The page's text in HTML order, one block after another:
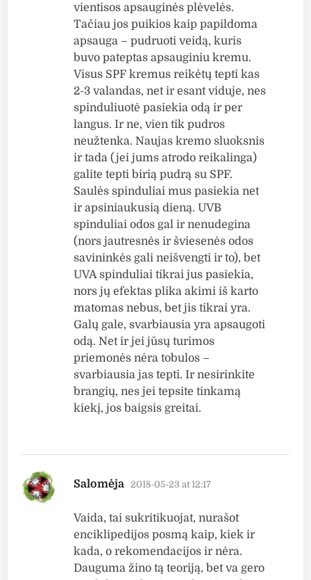
vientisos apsauginės plėvelės.
Tačiau jos puikios kaip papildoma
apsauga – pudruoti veidą, kuris
buvo pateptas apsauginiu kremu.
Visus SPF kremus reikėtų tepti kas
2-3 valandas, net ir esant viduje, nes
spinduliuotė pasiekia odą ir per
langus. Ir ne, vien tik pudros
neužtenka. Naujas kremo sluoksnis
ir tada (jei jums atrodo reikalinga)
galite tepti birią pudrą su SPF.
Saulės spinduliai mus pasiekia net
ir apsiniaukusią dieną. UVB
spinduliai odos gal ir nenudegina
(nors jautresnės ir šviesenės odos
savininkės gali neišvengti ir to), bet
UVA spinduliai tikrai jus pasiekia,
nors jų efektas plika akimi iš karto
matomas nebus, bet jis tikrai yra.
Galų gale, svarbiausia yra apsaugoti
odą. Net ir jei jūsų turimos
priemonės nėra tobulos –
svarbiausia jas tepti. Ir nesirinkite
brangių, nes jei tepsite tinkamą
kiekį, jos baigsis greitai.
Salomėja says:
2018-05-23 at 12:17
Vaida, tai sukritikuojat, nurašot
enciklipedijos posmą kaip, kiek ir
kada, o rekomendacijos ir nėra.
Dauguma žino tą teoriją, bet va gero